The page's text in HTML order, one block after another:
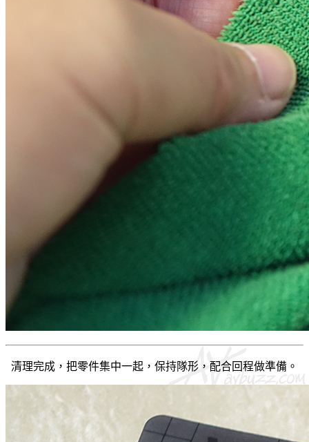
清理完成，把零件集中一起，保持隊形，配合回程做準備。